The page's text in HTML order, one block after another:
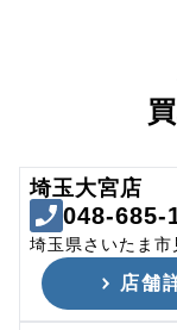
埼玉大宮店
048-685-
埼玉県さいたま
店舗